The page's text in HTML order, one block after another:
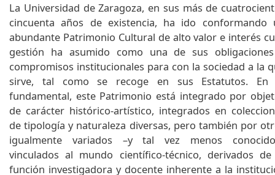
La Universidad de Zaragoza, en sus más de
cincuenta años de existencia, ha ido conformando
abundante Patrimonio Cultural de alto valor e interés
gestión ha asumido como una de sus
compromisos institucionales para con la sociedad a la
sirve, tal como se recoge en sus Estatutos. En
fundamental, este Patrimonio está integrado por
de carácter histórico-artístico, integrados en
de tipología y naturaleza diversas, pero también por
igualmente variados –y tal vez menos
vinculados al mundo científico-técnico, derivados
función investigadora y docente inherente a la